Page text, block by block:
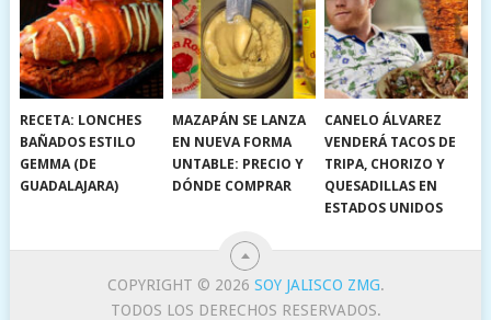
RECETA: LONCHES
BAÑADOS ESTILO
GEMMA (DE
GUADALAJARA)
MAZAPÁN SE LANZA
EN NUEVA FORMA
UNTABLE: PRECIO Y
DÓNDE COMPRAR
CANELO ÁLVAREZ
VENDERÁ TACOS DE
TRIPA, CHORIZO Y
QUESADILLAS EN
ESTADOS UNIDOS
COPYRIGHT © 2026 SOY JALISCO ZMG.
TODOS LOS DERECHOS RESERVADOS.